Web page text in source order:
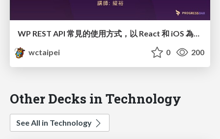
WP REST API 常見的使用方式，以 React 和 iOS 為例 / Create React iOS App with WordPress REST API_縱裕 / Travis Chang
wctaipei
0 200
Other Decks in Technology
See All in Technology